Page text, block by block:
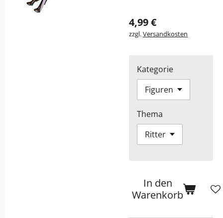
4,99 €
zzgl.Versandkosten
Kategorie
Thema
In den
Warenkorb